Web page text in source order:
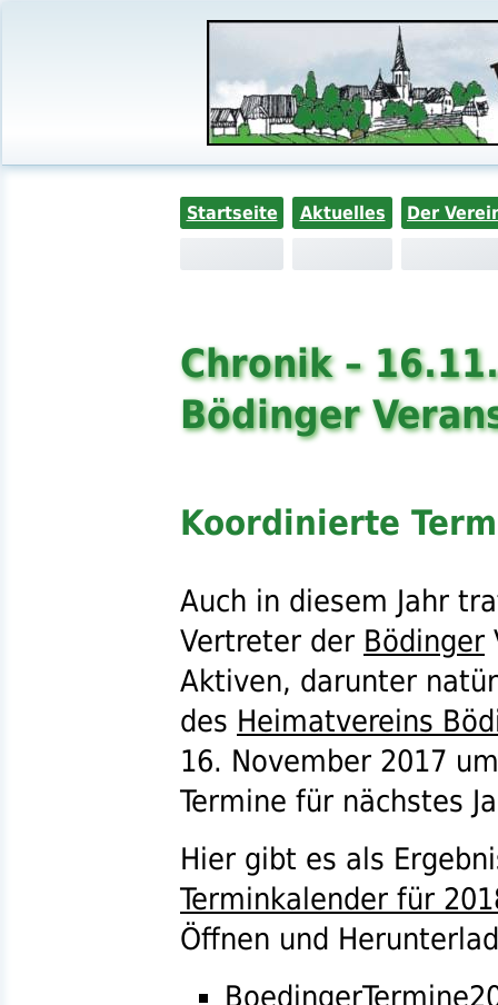
Startseite Aktuelles Der
Chronik –
Bödinger
Koordinierte
Auch in diesem Jahr
Vertreter der Bödinger
Aktiven, darunter
des Heimatvereins
16. November 2017
Termine für nächstes
Hier gibt es als
Terminkalender für
Öffnen und